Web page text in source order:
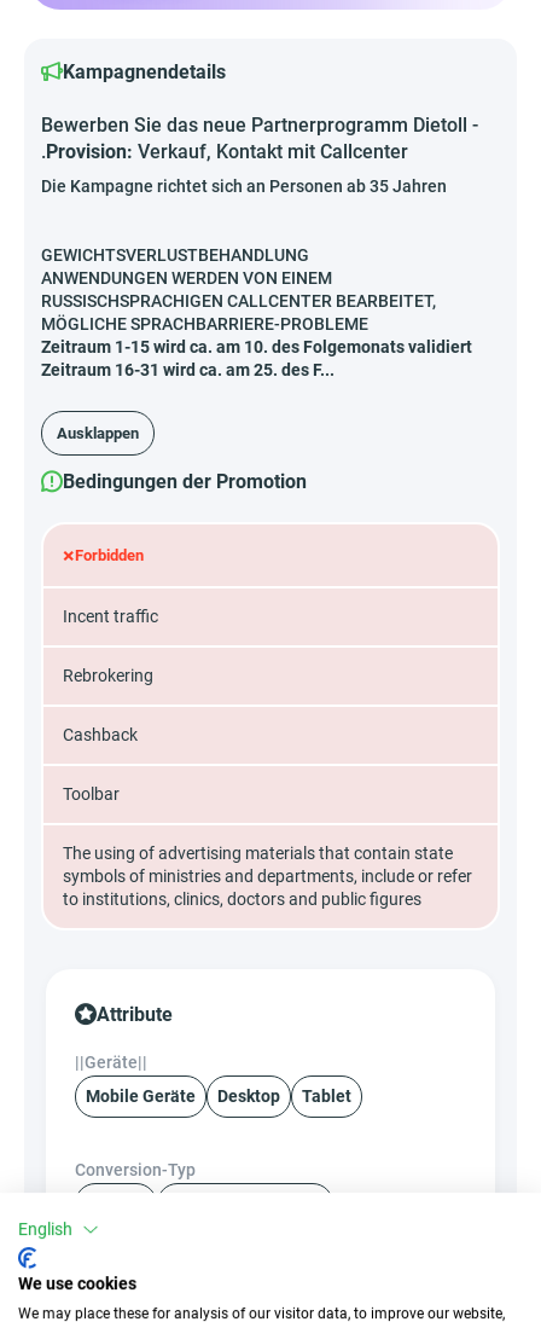
Kampagnendetails
Bewerben Sie das neue Partnerprogramm Dietoll -
.Provision: Verkauf, Kontakt mit Callcenter
Die Kampagne richtet sich an Personen ab 35 Jahren
GEWICHTSVERLUSTBEHANDLUNG
ANWENDUNGEN WERDEN VON EINEM
RUSSISCHSPRACHIGEN CALLCENTER BEARBEITET,
MÖGLICHE SPRACHBARRIERE-PROBLEME
Zeitraum 1-15 wird ca. am 10. des Folgemonats validiert
Zeitraum 16-31 wird ca. am 25. des F...
Ausklappen
Bedingungen der Promotion
×Forbidden
Incent traffic
Rebrokering
Cashback
Toolbar
The using of advertising materials that contain state
symbols of ministries and departments, include or refer
to institutions, clinics, doctors and public figures
Attribute
||Geräte||
Mobile Geräte
Desktop Tablet
Conversion-Typ
Traffic-Typ
k.A.
English
We use cookies
We may place these for analysis of our visitor data, to improve our website,